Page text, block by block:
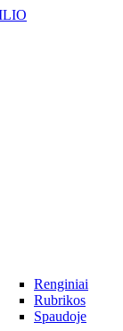
Renginiai
Rubrikos
Spaudoje